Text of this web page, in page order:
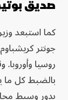
صديق
كما استبعد
جونتر
روسيا
بالضبط كل ما
بدور وسيط